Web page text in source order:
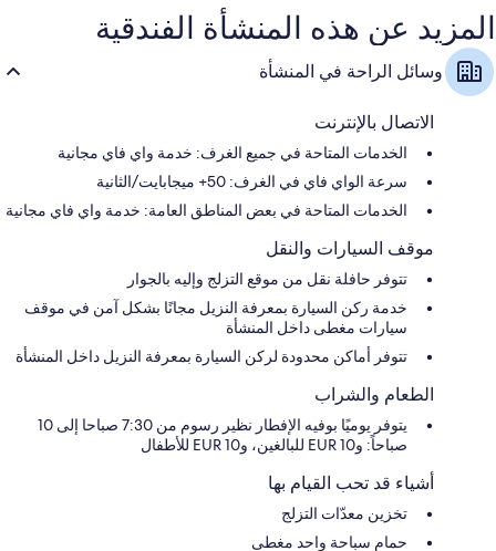
المزيد عن هذه المنشأة الفندقية
وسائل الراحة في المنشأة
الاتصال بالإنترنت
الخدمات المتاحة في جميع الغرف: خدمة واي فاي مجانية
سرعة الواي فاي في الغرف: 50+ ميجابايت/الثانية
الخدمات المتاحة في بعض المناطق العامة: خدمة واي فاي مجانية
موقف السيارات والنقل
تتوفر حافلة نقل من موقع التزلج وإليه بالجوار
خدمة ركن السيارة بمعرفة النزيل مجانًا بشكل آمن في موقف
سيارات مغطى داخل المنشأة
تتوفر أماكن محدودة لركن السيارة بمعرفة النزيل داخل المنشأة
الطعام والشراب
يتوفر يوميًا بوفيه الإفطار نظير رسوم من 7:30 صباحا إلى 10
صباحاً: و10 EUR للبالغين، و10 EUR للأطفال
أشياء قد تحب القيام بها
تخزين معدّات التزلج
حمام سباحة واحد مغطى